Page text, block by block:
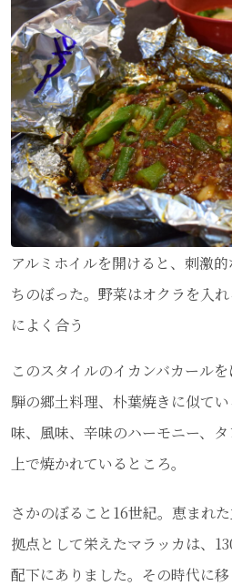
アルミホイルを開けると、刺激
ちのぼった。野菜はオクラを入
によく合う
このスタイルのイカンバカール
騨の郷土料理、朴葉焼きに似て
味、風味、辛味のハーモニー、
上で焼かれているところ。
さかのぼること16世紀。恵まれ
拠点として栄えたマラッカは、
配下にありました。その時代に